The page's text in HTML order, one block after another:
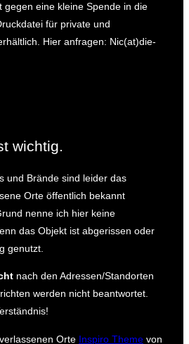
gegen eine kleine Spende in die
für private und
Hier anfragen: Nic(at)die-
wichtig.
und Brände sind leider das
Orte öffentlich bekannt
nenne ich hier keine
das Objekt ist abgerissen oder
genutzt.
nach den Adressen/Standorten
werden nicht beantwortet.
Orte Inspiro Theme von